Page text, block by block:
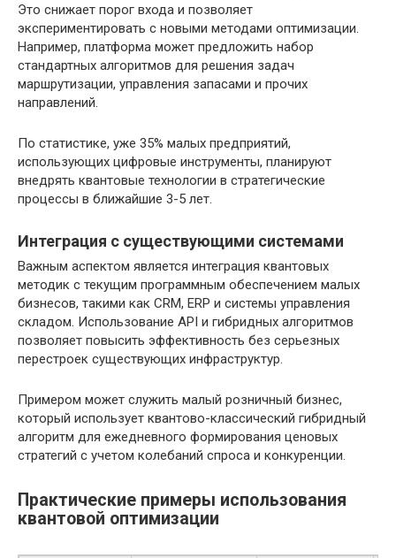
Это снижает порог входа и позволяет
экспериментировать с новыми методами оптимизации.
Например, платформа может предложить набор
стандартных алгоритмов для решения задач
маршрутизации, управления запасами и прочих
направлений.
По статистике, уже 35% малых предприятий,
использующих цифровые инструменты, планируют
внедрять квантовые технологии в стратегические
процессы в ближайшие 3-5 лет.
Интеграция с существующими системами
Важным аспектом является интеграция квантовых
методик с текущим программным обеспечением малых
бизнесов, такими как CRM, ERP и системы управления
складом. Использование API и гибридных алгоритмов
позволяет повысить эффективность без серьезных
перестроек существующих инфраструктур.
Примером может служить малый розничный бизнес,
который использует квантово-классический гибридный
алгоритм для ежедневного формирования ценовых
стратегий с учетом колебаний спроса и конкуренции.
Практические примеры использования
квантовой оптимизации